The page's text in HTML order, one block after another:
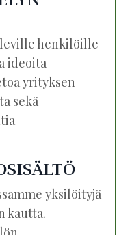
henkilöille
ideoita
yrityksen
sekä
yksilöityjä
kautta.